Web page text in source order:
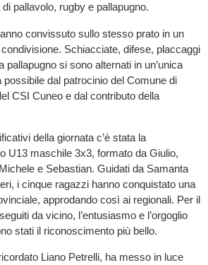
di pallavolo, rugby e pallapugno.
convissuto sullo stesso prato in un
Schiacciate, difese, placcaggi
pallapugno si sono alternati in un’unica
dal patrocinio del Comune di
CSI Cuneo e dal contributo della
della giornata c’è stata la
U13 maschile 3x3, formato da Giulio,
e Sebastian. Guidati da Samanta
i cinque ragazzi hanno conquistato una
approdando così ai regionali. Per il
da vicino, l’entusiasmo e l’orgoglio
stati il riconoscimento più bello.
Liano Petrelli, ha messo in luce